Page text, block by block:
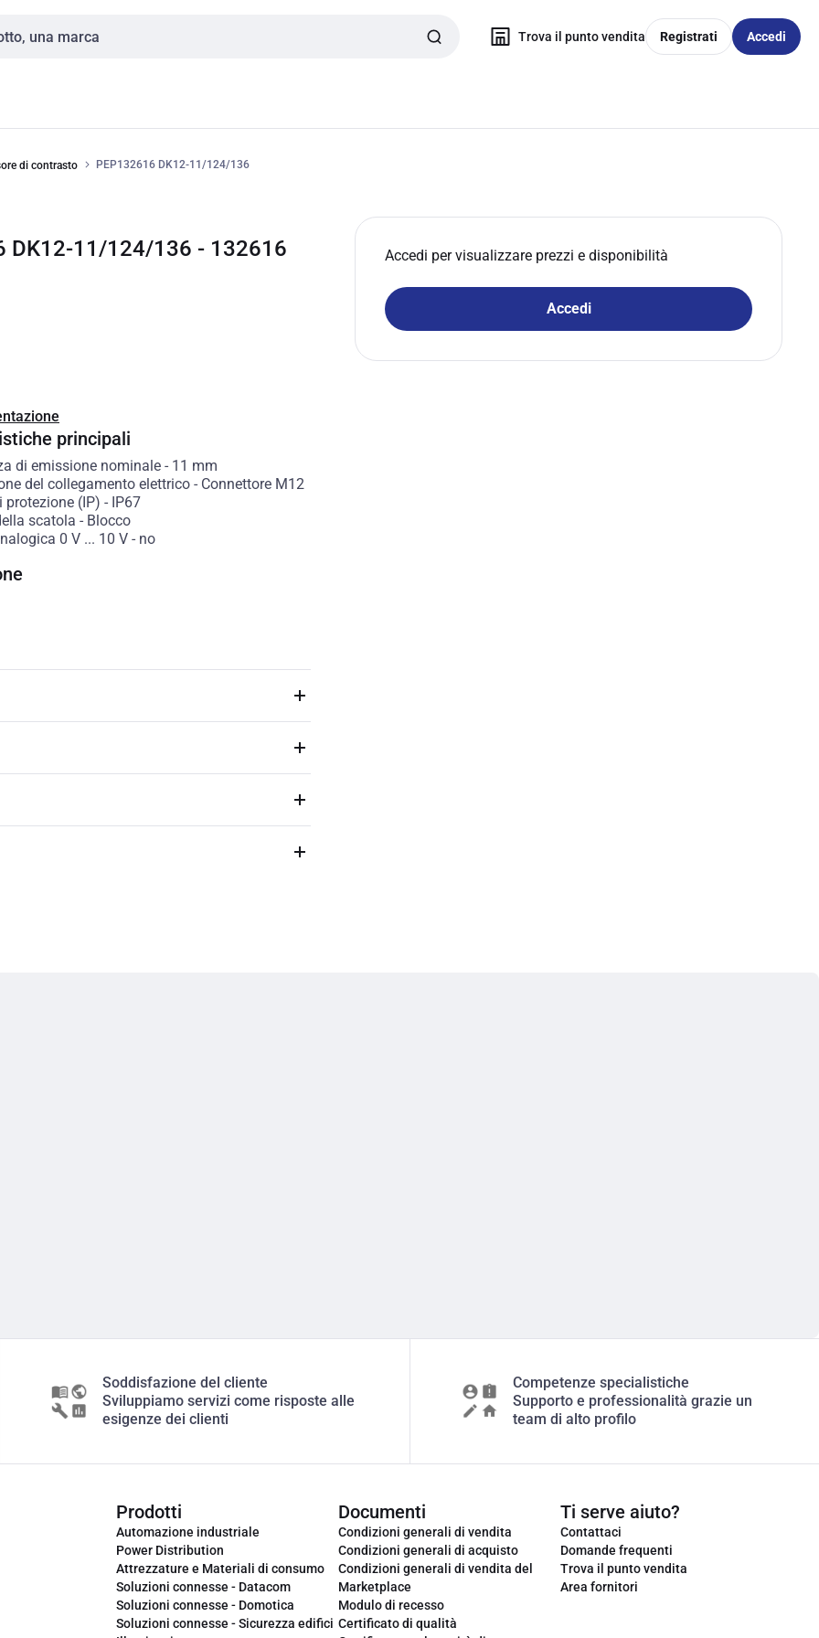
Trova il punto vendita Registrati Accedi
di contrasto PEP132616 DK12-11/124/136
DK12-11/124/136 - 132616 Accedi per visualizzare prezzi e disponibilità
Accedi
principali
di emissione nominale- 11 mm
del collegamento elettrico- Connettore M12
protezione (IP) - IP67
scatola - Blocco
0 V ... 10 V- no
Soddisfazione del cliente
Sviluppiamo servizi come risposte alle
esigenze dei clienti
Competenze specialistiche
Supporto e professionalità grazie un
team di alto profilo
Prodotti
Automazione industriale
Power Distribution
Attrezzature e Materiali di consumo
Soluzioni connesse - Datacom
Soluzioni connesse - Domotica
Soluzioni connesse - Sicurezza edifici
Documenti
Condizioni generali di vendita
Condizioni generali di acquisto
Condizioni generali di vendita del
Marketplace
Modulo di recesso
Certificato di qualità
Ti serve aiuto?
Contattaci
Domande frequenti
Trova il punto vendita
Area fornitori